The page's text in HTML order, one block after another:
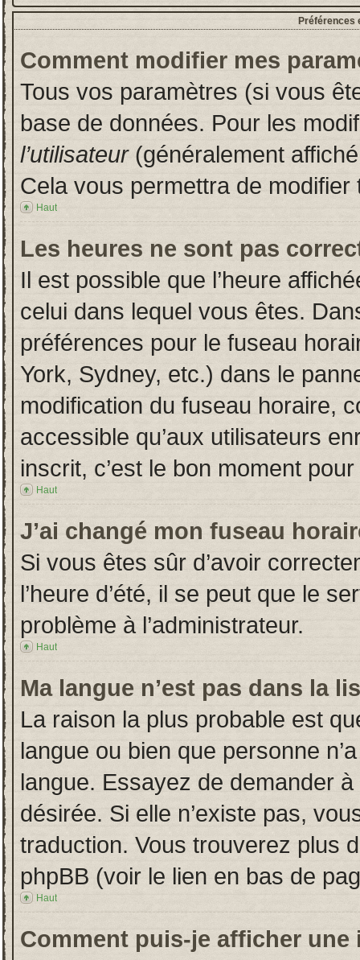
Préférences
Comment modifier mes
Tous vos paramètres (si vous
base de données. Pour les
l’utilisateur(généralement
Cela vous permettra de
Haut
Les heures ne sont pas
Il est possible que l’heure
celui dans lequel vous êtes.
préférences pour le fuseau
York, Sydney, etc.) dans le
modification du fuseau horaire,
accessible qu’aux utilisateurs
inscrit, c’est le bon moment
Haut
J’ai changé mon fuseau
Si vous êtes sûr d’avoir
l’heure d’été, il se peut que le
problème à l’administrateur.
Haut
Ma langue n’est pas dans la
La raison la plus probable est
langue ou bien que personne
langue. Essayez de demander à
désirée. Si elle n’existe pas,
traduction. Vous trouverez plus
phpBB (voir le lien en bas de
Haut
Comment puis-je afficher une